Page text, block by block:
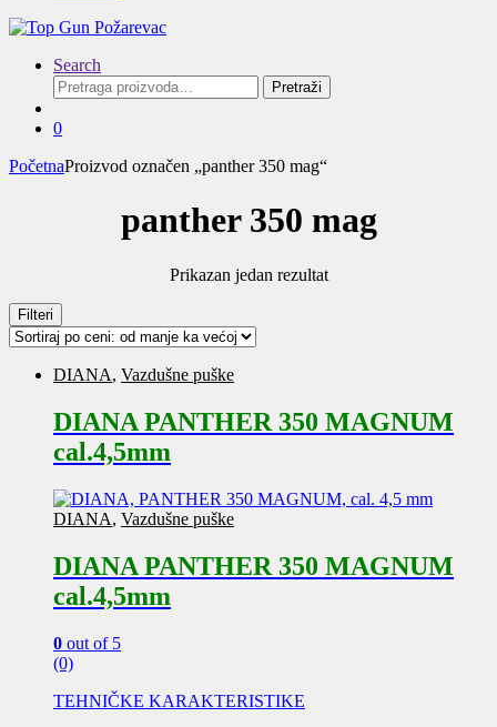
Search
Pretraga
za:
Pretraži
0
PočetnaProizvod označen „panther 350 mag“
panther 350 mag
Prikazan jedan rezultat
Filteri
DIANA, Vazdušne puške
DIANA PANTHER 350 MAGNUM
cal.4,5mm
DIANA, Vazdušne puške
DIANA PANTHER 350 MAGNUM
cal.4,5mm
0 out of 5
(0)
TEHNIČKE KARAKTERISTIKE